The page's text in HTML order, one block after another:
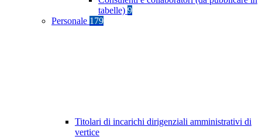
tabelle) 9
Personale 179
Titolari di incarichi dirigenziali amministrativi di
vertice